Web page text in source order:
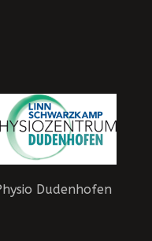
Dudenhofen